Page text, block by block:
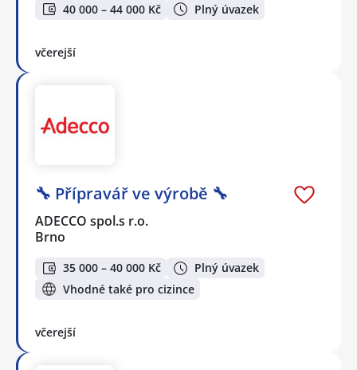
40 000 – 44 000 Kč Plný úvazek
včerejší
🔧 Přípravář ve výrobě 🔧
ADECCO spol.s r.o.
Brno
35 000 – 40 000 Kč
Plný úvazek
Vhodné také pro cizince
včerejší